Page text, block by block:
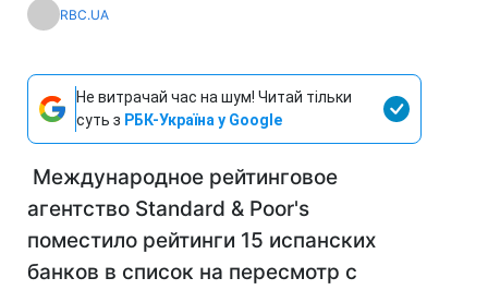
RBC.UA
Не витрачай час на шум! Читай тільки
суть з РБК-Україна у Google
Международное рейтинговое
агентство Standard & Poor's
поместило рейтинги 15 испанских
банков в список на пересмотр с